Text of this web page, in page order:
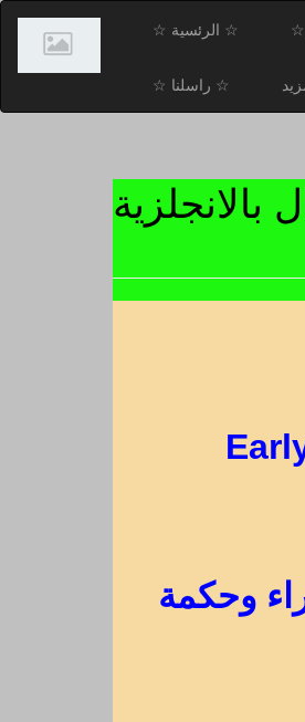
☆ الرئسية ☆ ☆
☆ راسلنا ☆
بالانجلزية
وحكمة